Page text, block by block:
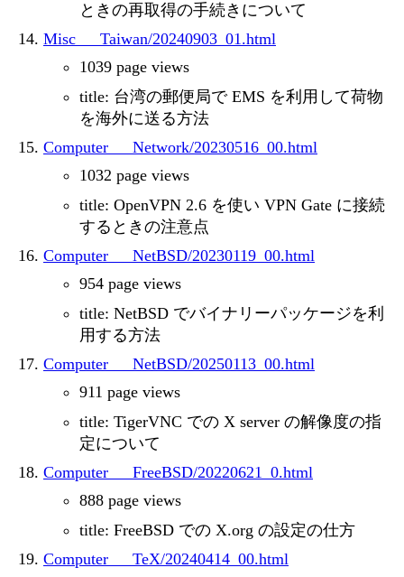
ときの再取得の手続きについて
Misc___Taiwan/20240903_01.html
1039 page views
title: 台湾の郵便局で EMS を利用して荷物
を海外に送る方法
Computer___Network/20230516_00.html
1032 page views
title: OpenVPN 2.6 を使い VPN Gate に接続
するときの注意点
Computer___NetBSD/20230119_00.html
954 page views
title: NetBSD でバイナリーパッケージを利
用する方法
Computer___NetBSD/20250113_00.html
911 page views
title: TigerVNC での X server の解像度の指
定について
Computer___FreeBSD/20220621_0.html
888 page views
title: FreeBSD での X.org の設定の仕方
Computer___TeX/20240414_00.html